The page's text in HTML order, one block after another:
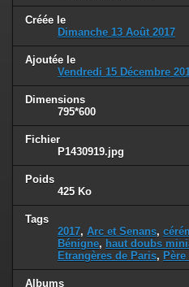
Créée le
Dimanche 13 Août 2017
Ajoutée le
Vendredi 15 Décembre
Dimensions
795*600
Fichier
P1430919.jpg
Poids
425 Ko
Tags
2017, Arc et Senans,
Bénigne, haut doubs
Etrangères de Paris,
Albums